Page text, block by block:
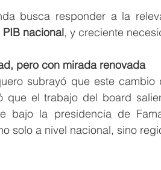
busca responder a la
nacional, y creciente
pero con mirada renovada
subrayó que este
que el trabajo del board
bajo la presidencia de
solo a nivel nacional, sino